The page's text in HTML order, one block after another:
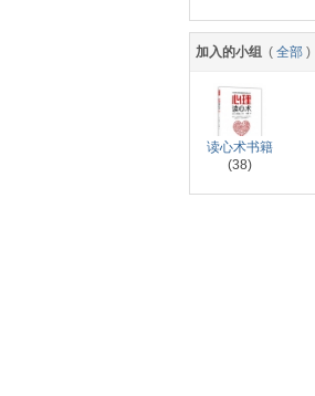
加入的小组 ( 全部 )
读心术书籍
(38)